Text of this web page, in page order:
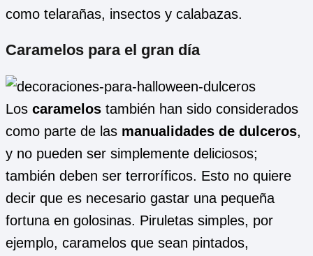
como telarañas, insectos y calabazas.
Caramelos para el gran día
Los caramelos también han sido considerados
como parte de las manualidades de dulceros,
y no pueden ser simplemente deliciosos;
también deben ser terroríficos. Esto no quiere
decir que es necesario gastar una pequeña
fortuna en golosinas. Piruletas simples, por
ejemplo, caramelos que sean pintados,